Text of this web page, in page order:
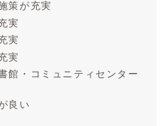
策が充実
実
実
実
館・コミュニティセンター
良い